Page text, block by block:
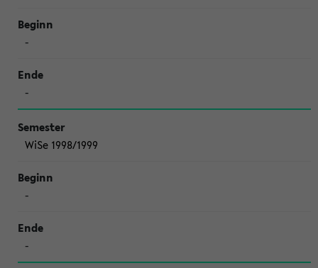
-
-
WiSe 1998/1999
-
-